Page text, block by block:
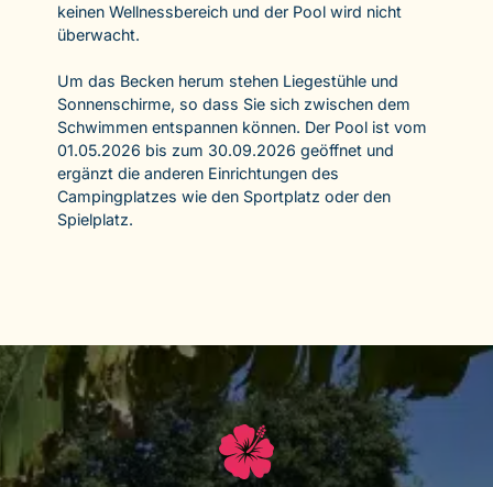
keinen Wellnessbereich und der Pool wird nicht
überwacht.
Um das Becken herum stehen Liegestühle und
Sonnenschirme, so dass Sie sich zwischen dem
Schwimmen entspannen können. Der Pool ist vom
01.05.2026 bis zum 30.09.2026 geöffnet und
ergänzt die anderen Einrichtungen des
Campingplatzes wie den Sportplatz oder den
Spielplatz.